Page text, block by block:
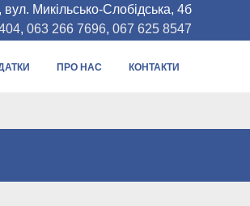
вул. Микільсько-Слобідська, 4б
, 063 266 7696, 067 625 8547
ПРО НАС КОНТАКТИ